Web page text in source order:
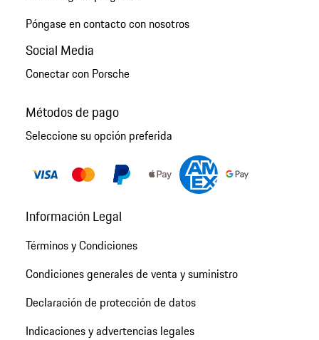
Póngase en contacto con nosotros
Social Media
Conectar con Porsche
Métodos de pago
Seleccione su opción preferida
Información Legal
Términos y Condiciones
Condiciones generales de venta y suministro
Declaración de protección de datos
Indicaciones y advertencias legales